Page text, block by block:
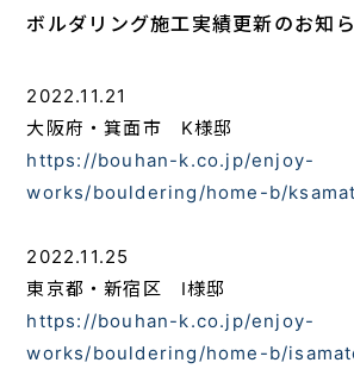
ボルダリング施工実績更新のお知
2022.11.21
大阪府・箕面市 K様邸
https://bouhan-k.co.jp/enjoy-
works/bouldering/home-b/
2022.11.25
東京都・新宿区 I様邸
https://bouhan-k.co.jp/enjoy-
works/bouldering/home-b/